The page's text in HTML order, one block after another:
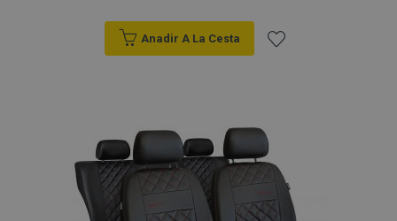
Anadir A La Cesta
Lista
de
Deseos